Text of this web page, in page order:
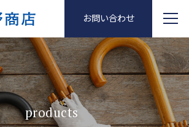
お問い合わせ
products